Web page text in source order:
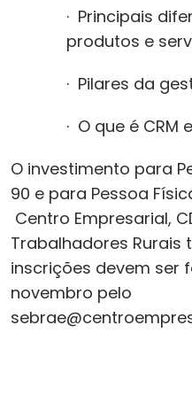
· Principais
produtos e
· Pilares da
· O que é CRM
O investimento para
90 e para Pessoa
Centro Empresarial,
Trabalhadores Rurais
inscrições devem ser
novembro pelo